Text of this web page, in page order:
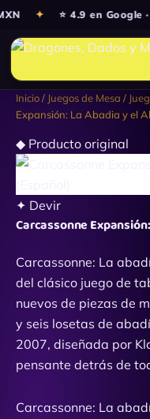
✦ ⭐ 4.9 en Google ·
Ir
contenido
Inicio/ Juegos de Mesa /
Expansión: La Abadia y el
◆ Producto original
✦ Devir
Carcassonne
Carcassonne: La
del clásico juego de
nuevos de piezas de
y seis losetas de
2007, diseñada por
pensante detrás de
Carcassonne: La
Carcassonne
Expansión:
Abadia
y
Alcalde
(Español)
cantidad